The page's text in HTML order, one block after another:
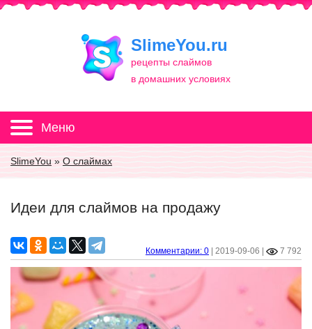
SlimeYou.ru
рецепты слаймов
в домашних условиях
Меню
SlimeYou » О слаймах
Идеи для слаймов на продажу
Комментарии: 0 2019-09-06 7 792